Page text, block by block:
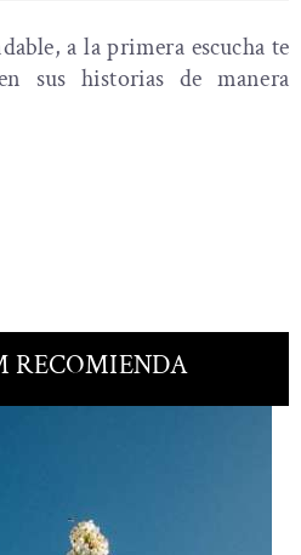
a la primera escucha te
sus historias de manera
RECOMIENDA